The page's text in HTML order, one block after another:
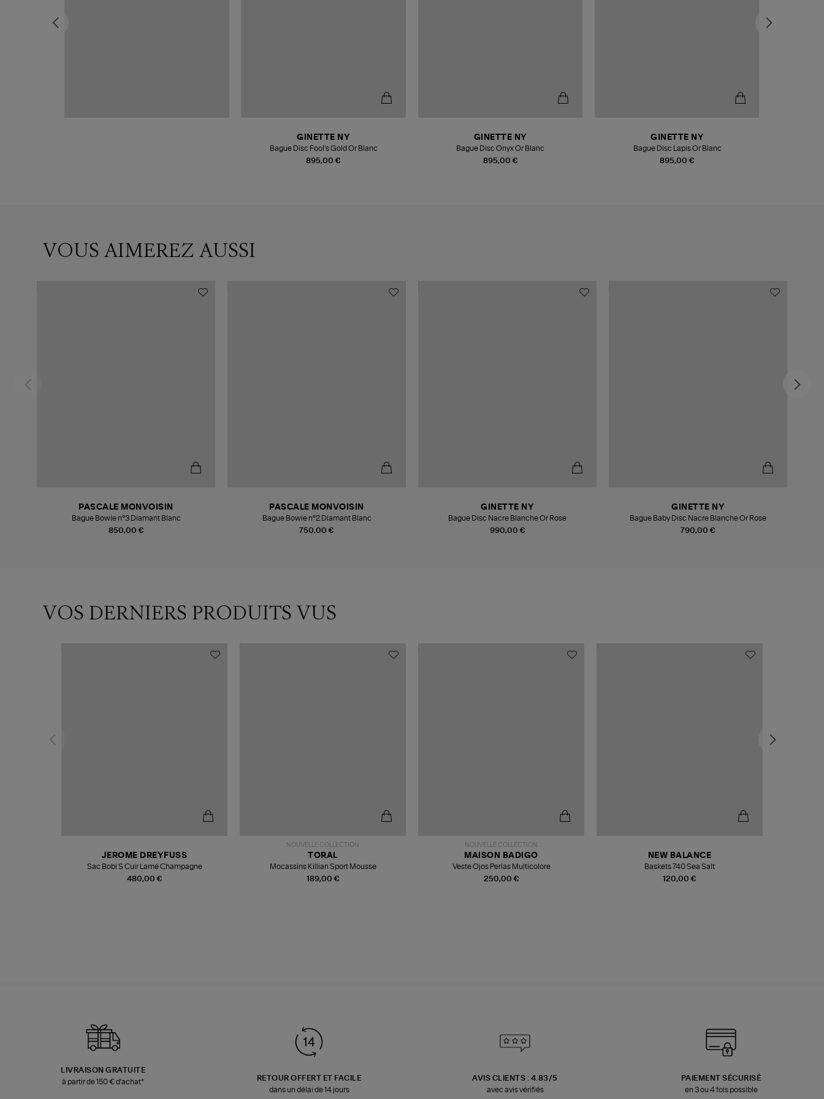
895,00 €
GINETTE NY
Bague Disc Fool's Gold Or Blanc
895,00 €
GINETTE NY
Bague Disc Onyx Or Blanc
895,00 €
GINETTE NY
Bague Disc Lapis Or Blanc
VOUS AIMEREZ AUSSI
850,00 €
PASCALE MONVOISIN
Bague Bowie n°3 Diamant Blanc
750,00 €
PASCALE MONVOISIN
Bague Bowie n°2 Diamant Blanc
990,00 €
GINETTE NY
Bague Disc Nacre Blanche Or Rose
790,00 €
GINETTE NY
Bague Baby Disc Nacre Blanche Or Rose
VOS DERNIERS PRODUITS VUS
480,00 €
JEROME DREYFUSS
Sac Bobi S Cuir Lamé Champagne
NOUVELLE COLLECTION
189,00 €
TORAL
Mocassins Killian Sport Mousse
NOUVELLE COLLECTION
250,00 €
MAISON BADIGO
Veste Ojos Perlas Multicolore
120,00 €
NEW BALANCE
Baskets 740 Sea Salt
LIVRAISON GRATUITE
à partir de 150 € d'achat*
RETOUR OFFERT ET FACILE
dans un délai de 14 jours
AVIS CLIENTS : 4.83/5
avec avis vérifiés
PAIEMENT SÉCURISÉ
en 3 ou 4 fois possible